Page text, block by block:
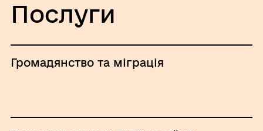
Послуги
Громадянство та міграція